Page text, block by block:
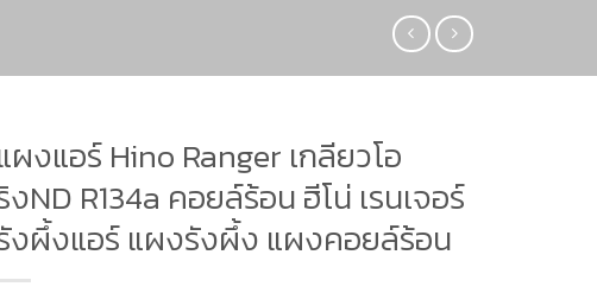
ผงแอร์ Hino Ranger เกลียวโอ
งND R134a คอยล์ร้อน ฮีโน่ เรนเจอร์
งผึ้งแอร์ แผงรังผึ้ง แผงคอยล์ร้อน